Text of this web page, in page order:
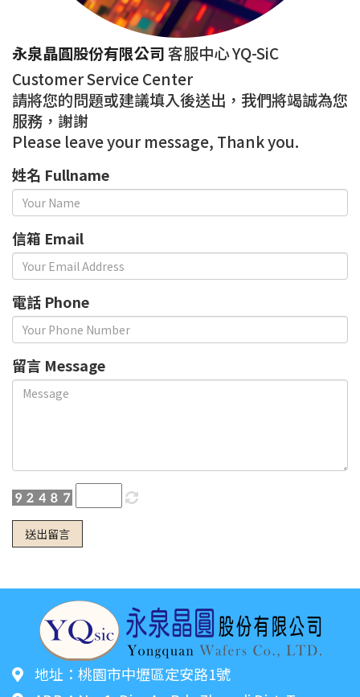
永泉晶圓股份有限公司客服中心 YQ-SiC
Customer Service Center
請將您的問題或建議填入後送出，我們將竭誠為您
服務，謝謝
Please leave your message, Thank you.
姓名 Fullname
信箱 Email
電話 Phone
留言 Message
送出留言
地址：桃園市中壢區定安路1號